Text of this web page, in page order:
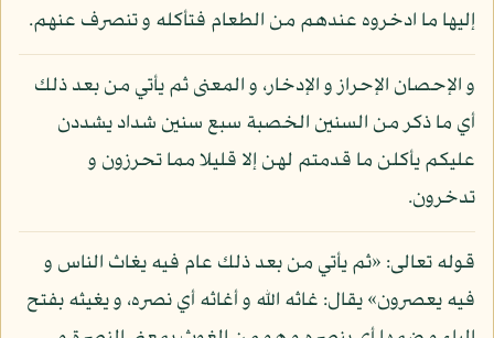
إليها ما ادخروه عندهم من الطعام فتأكله و تنصرف عنهم.
و الإحصان الإحراز و الإدخار، و المعنى ثم يأتي من بعد ذلك
أي ما ذكر من السنين الخصبة سبع سنين شداد يشددن
عليكم يأكلن ما قدمتم لهن إلا قليلا مما تحرزون و
تدخرون.
قوله تعالى: «ثم يأتي من بعد ذلك عام فيه يغاث الناس و
فيه يعصرون» يقال: غاثه الله و أغاثه أي نصره، و يغيثه بفتح